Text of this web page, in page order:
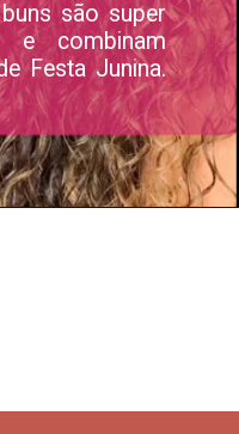
são super
e combinam
Festa Junina.